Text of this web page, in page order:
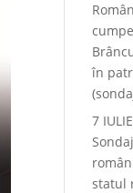
în
7
statul